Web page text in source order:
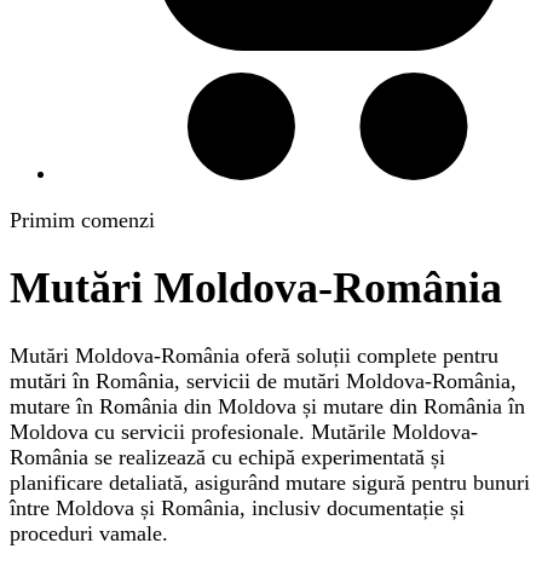
Primim comenzi
Mutări Moldova-România
Mutări Moldova-România oferă soluții complete pentru
mutări în România, servicii de mutări Moldova-România,
mutare în România din Moldova și mutare din România în
Moldova cu servicii profesionale. Mutările Moldova-
România se realizează cu echipă experimentată și
planificare detaliată, asigurând mutare sigură pentru bunuri
între Moldova și România, inclusiv documentație și
proceduri vamale.